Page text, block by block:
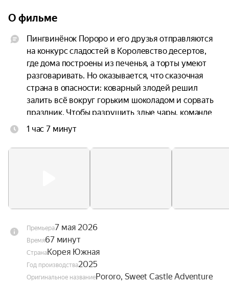
О фильме
Пингвинёнок Пороро и его друзья отправляются
на конкурс сладостей в Королевство десертов,
где дома построены из печенья, а торты умеют
разговаривать. Но оказывается, что сказочная
страна в опасности: коварный злодей решил
залить всё вокруг горьким шоколадом и сорвать
праздник. Чтобы разрушить злые чары, команде
Пороро предстоит выполнить секретную
самое сердце Сладкого замка.
1 час 7 минут
Премьера7 мая 2026
Время67 минут
СтранаКорея Южная
Год производства2025
Оригинальное названиеPororo, Sweet Castle Adventure